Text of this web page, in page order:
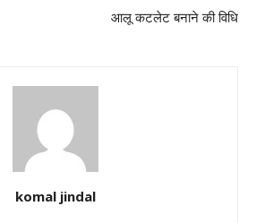
आलू कटलेट बनाने की विधि
komal jindal